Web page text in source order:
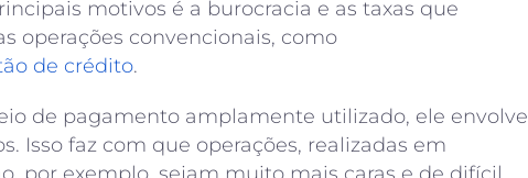
motivos é a burocracia e as taxas que
operações convencionais, como
de crédito.
de pagamento amplamente utilizado, ele envolve
Isso faz com que operações, realizadas em